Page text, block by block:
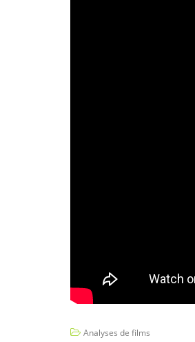
Analyses de films